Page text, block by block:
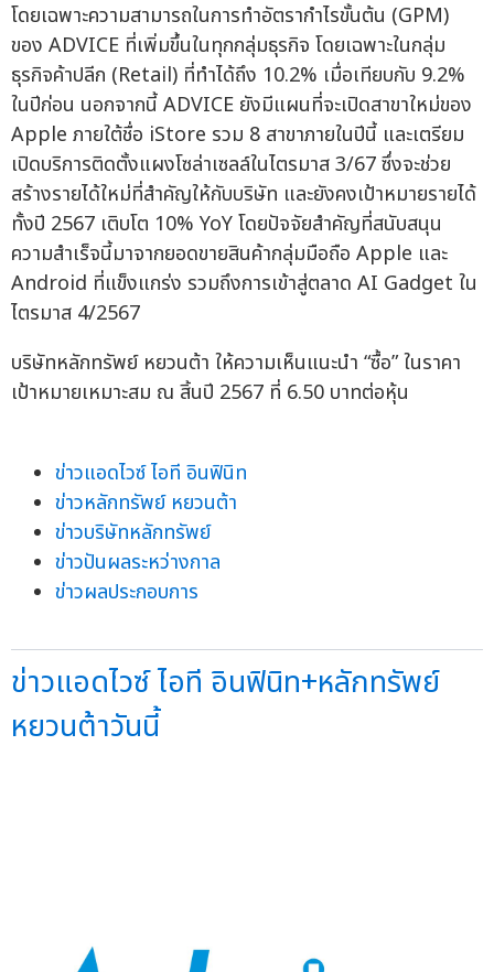
โดยเฉพาะความสามารถในการทำอัตรากำไรขั้นต้น (GPM)
ของ ADVICE ที่เพิ่มขึ้นในทุกกลุ่มธุรกิจ โดยเฉพาะในกลุ่ม
ธุรกิจค้าปลีก (Retail) ที่ทำได้ถึง 10.2% เมื่อเทียบกับ 9.2%
ในปีก่อน นอกจากนี้ ADVICE ยังมีแผนที่จะเปิดสาขาใหม่ของ
Apple ภายใต้ชื่อ iStore รวม 8 สาขาภายในปีนี้ และเตรียม
เปิดบริการติดตั้งแผงโซล่าเซลล์ในไตรมาส 3/67 ซึ่งจะช่วย
สร้างรายได้ใหม่ที่สำคัญให้กับบริษัท และยังคงเป้าหมายรายได้
ทั้งปี 2567 เติบโต 10% YoY โดยปัจจัยสำคัญที่สนับสนุน
ความสำเร็จนี้มาจากยอดขายสินค้ากลุ่มมือถือ Apple และ
Android ที่แข็งแกร่ง รวมถึงการเข้าสู่ตลาด AI Gadget ใน
ไตรมาส 4/2567
บริษัทหลักทรัพย์ หยวนต้า ให้ความเห็นแนะนำ “ซื้อ” ในราคา
เป้าหมายเหมาะสม ณ สิ้นปี 2567 ที่ 6.50 บาทต่อหุ้น
ข่าวแอดไวซ์ ไอที อินฟินิท
ข่าวหลักทรัพย์ หยวนต้า
ข่าวบริษัทหลักทรัพย์
ข่าวปันผลระหว่างกาล
ข่าวผลประกอบการ
ข่าวแอดไวซ์ ไอที อินฟินิท+หลักทรัพย์
หยวนต้าวันนี้